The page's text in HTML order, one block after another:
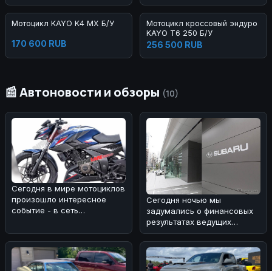
Мотоцикл KAYO K4 MX Б/У
170 600 RUB
Мотоцикл кроссовый эндуро
KAYO T6 250 Б/У
256 500 RUB
📰 Автоновости и обзоры (10)
Сегодня в мире мотоциклов
произошло интересное
событие - в сеть
нового Bajaj
Сегодня ночью мы
задумались о финансовых
результатах ведущих
автопроизводителей за
второй квартал 20